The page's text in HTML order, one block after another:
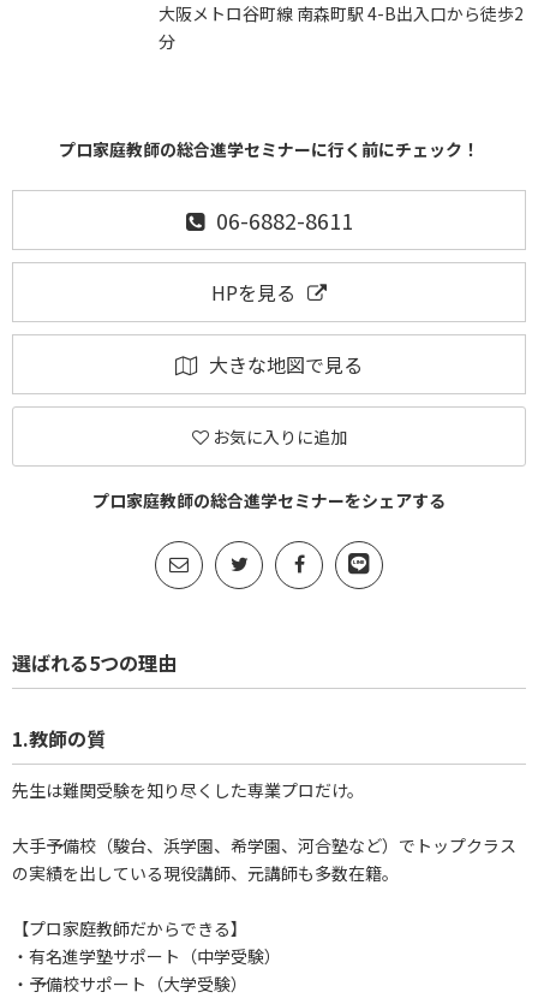
大阪メトロ谷町線 南森町駅 4-B出入口から徒歩2
分
プロ家庭教師の総合進学セミナーに行く前にチェック！
06-6882-8611
HPを見る
大きな地図で見る
お気に入りに追加
プロ家庭教師の総合進学セミナーをシェアする
選ばれる5つの理由
1.教師の質
先生は難関受験を知り尽くした専業プロだけ。
大手予備校（駿台、浜学園、希学園、河合塾など）でトップクラス
の実績を出している現役講師、元講師も多数在籍。
【プロ家庭教師だからできる】
・有名進学塾サポート（中学受験）
・予備校サポート（大学受験）